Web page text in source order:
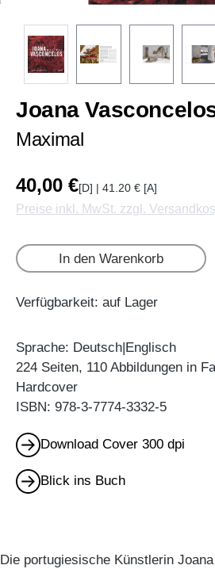
Joana
Maximal
40,00 €[D] | 41.20 € [A]
Preise inkl. MwSt. zzgl.
In den Warenkorb
Verfügbarkeit: auf Lager
Sprache: Deutsch|Englisch
224 Seiten, 110 Abbildungen in
Hardcover
ISBN: 978-3-7774-3332-5
Download Cover 300 dpi
Blick ins Buch
Die portugiesische Künstlerin